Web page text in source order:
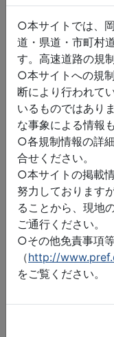
○本サイトでは、
道・県道・市町村
す。高速道路の規
○本サイトへの規
断により行われて
いるものではあり
な事象による情報
○各規制情報の詳
合せください。
○本サイトの掲載
努力しております
ることから、現地
ご通行ください。
○その他免責事項
（http://
をご覧ください。
県道
市町村道